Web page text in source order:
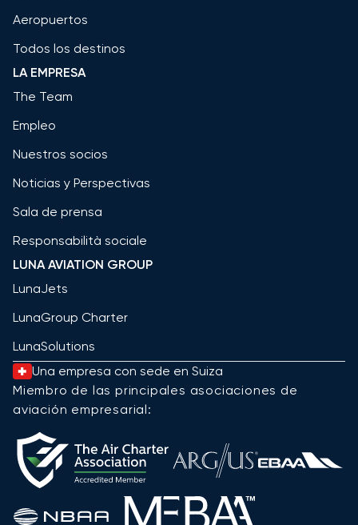
Aeropuertos
Todos los destinos
LA EMPRESA
The Team
Empleo
Nuestros socios
Noticias y Perspectivas
Sala de prensa
Responsabilità sociale
LUNA AVIATION GROUP
LunaJets
LunaGroup Charter
LunaSolutions
Una empresa con sede en Suiza
Miembro de las principales asociaciones de
aviación empresarial: